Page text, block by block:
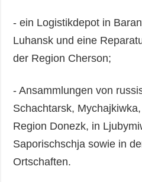
- ein Logistikdepot in
Luhansk und eine
der Region Cherson;
- Ansammlungen von
Schachtarsk,
Region Donezk, in
Saporischschja sowie in
Ortschaften.